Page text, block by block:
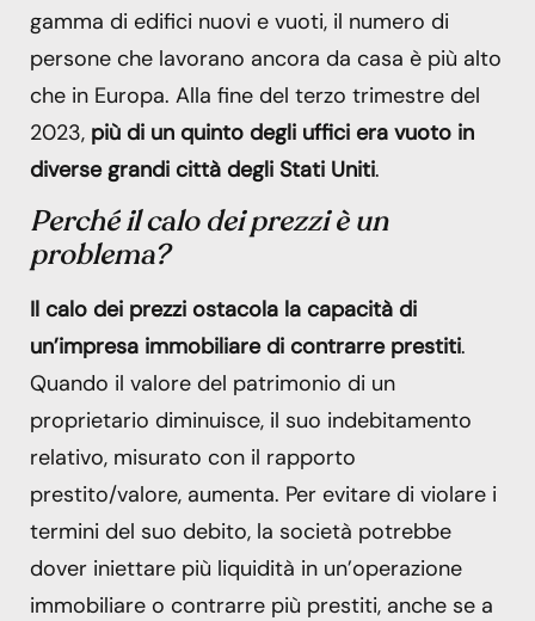
gamma di edifici nuovi e vuoti, il numero di
persone che lavorano ancora da casa è più alto
che in Europa. Alla fine del terzo trimestre del
2023, più di un quinto degli uffici era vuoto in
diverse grandi città degli Stati Uniti.
Perché il calo dei prezzi è un
problema?
Il calo dei prezzi ostacola la capacità di
un’impresa immobiliare di contrarre prestiti.
Quando il valore del patrimonio di un
proprietario diminuisce, il suo indebitamento
relativo, misurato con il rapporto
prestito/valore, aumenta. Per evitare di violare i
termini del suo debito, la società potrebbe
dover iniettare più liquidità in un’operazione
immobiliare o contrarre più prestiti, anche se a